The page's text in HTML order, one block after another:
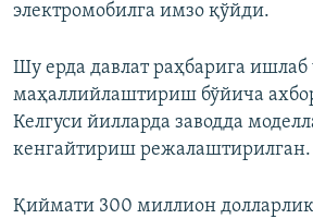
электромобилга имзо қўйди.
Шу ерда давлат раҳбарига
маҳаллийлаштириш бўйича
Келгуси йилларда заводда
кенгайтириш режалаштирилган.
Қиймати 300 миллион